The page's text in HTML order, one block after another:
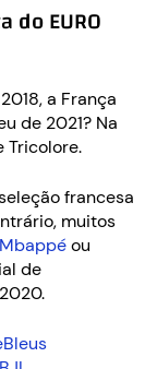
EURO
a França
de 2021? Na
Tricolore.
francesa
muitos
ou
de